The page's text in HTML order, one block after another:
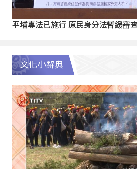
平埔專法已施行 原民身分法暫緩審
文化小辭典